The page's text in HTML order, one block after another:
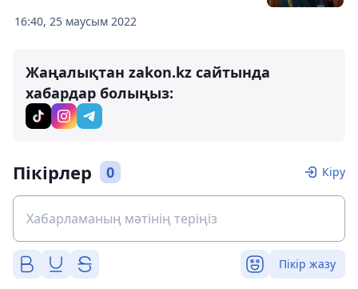
16:40, 25 маусым 2022
Жаңалықтан zakon.kz сайтында
хабардар болыңыз:
Пікірлер 0 Кіру
Пікір жазу